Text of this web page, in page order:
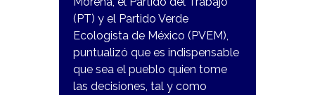
(PT) y el Partido Verde
Ecologista de México (PVEM),
puntualizó que es indispensable
que sea el pueblo quien tome
las decisiones, tal y como